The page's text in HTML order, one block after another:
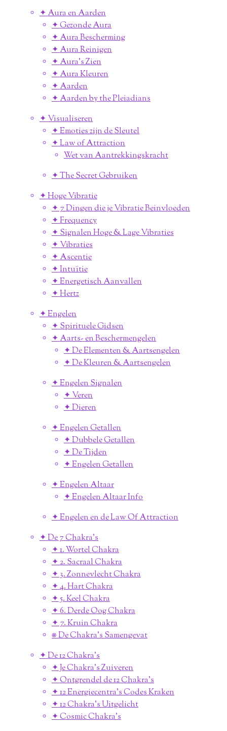
✦ Aura en Aarden
✦ Gezonde Aura
✦ Aura Bescherming
✦ Aura Reinigen
✦ Aura's Zien
✦ Aura Kleuren
✦ Aarden
✦ Aarden by the Pleiadians
✦ Visualiseren
✦ Emoties zijn de Sleutel
✦ Law of Attraction
Wet van Aantrekkingskracht
✦ The Secret Gebruiken
✦ Hoge Vibratie
✦ 7 Dingen die je Vibratie Beinvloeden
✦ Frequency
✦ Signalen Hoge & Lage Vibraties
✦ Vibraties
✦ Ascentie
✦ Intuïtie
✦ Energetisch Aanvallen
✦ Hertz
✦ Engelen
✦ Spirituele Gidsen
✦ Aarts- en Beschermengelen
✦ De Elementen & Aartsengelen
✦ De Kleuren & Aartsengelen
✦ Engelen Signalen
✦ Veren
✦ Dieren
✦ Engelen Getallen
✦ Dubbele Getallen
✦ De Tijden
✦ Engelen Getallen
✦ Engelen Altaar
✦ Engelen Altaar Info
✦ Engelen en de Law Of Attraction
✦ De 7 Chakra's
✦ 1. Wortel Chakra
✦ 2. Sacraal Chakra
✦ 3. Zonnevlecht Chakra
✦ 4. Hart Chakra
✦ 5. Keel Chakra
✦ 6. Derde Oog Chakra
✦ 7. Kruin Chakra
⎈ De Chakra's Samengevat
✦ De 12 Chakra's
✦ Je Chakra's Zuiveren
✦ Ontgrendel de 12 Chakra's
✦ 12 Energiecentra's Codes Kraken
✦ 12 Chakra's Uitgelicht
✦ Cosmic Chakra's